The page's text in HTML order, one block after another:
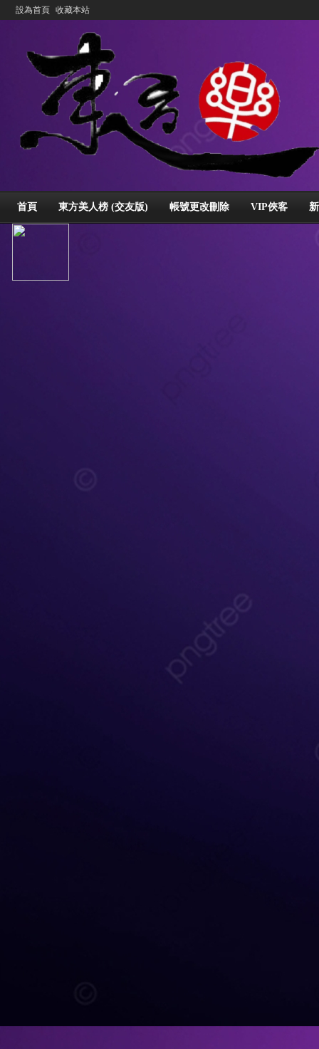
設為首頁 收藏本站
首頁 東方美人榜 (交友版) 帳號更改刪除 VIP俠客